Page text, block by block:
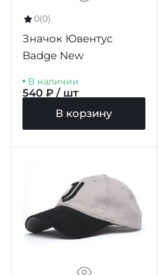
0(0)
Значок Ювентус
Badge New
В наличии
540 ₽ / шт
В корзину